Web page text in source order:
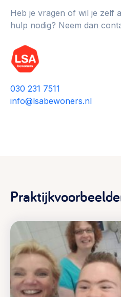
Heb je vragen of wil je zelf
hulp nodig? Neem dan
030 231 7511
info@lsabewoners.nl